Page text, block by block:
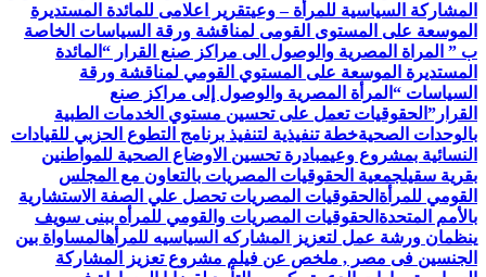
المشاركة السياسية للمرأة – وعيتقرير اعلامى للمائدة المستديرة
الموسعة على المستوى القومى لمناقشة ورقة السياسات الخاصة
ب ” المراة المصرية والوصول الى مراكز صنع القرار “ المائدة
المستديرة الموسعة على المستوي القومي لمناقشة ورقة
السياسات “المرأة المصرية والوصول إلى مراكز صنع
القرار” الحقوقيات تعمل على تحسين مستوي الخدمات الطبية
بالوحدات الصحيةخطة تنفيذية لتنفيذ برنامج التطوع الحزبي للقيادات
النسائية بمشروع وعيمبادرة تحسين الاوضاع الصحية للمواطنين
بقرية سقيلجمعية الحقوقيات المصريات بالتعاون مع المجلس
القومي للمرأة الحقوقيات المصريات تحصل علي الصفة الاستشارية
بالأمم المتحدة الحقوقيات المصريات والقومي للمرأه ببنى سويف
ينظمان ورشة عمل لتعزيز المشاركه السياسيه للمرأهالمساواة بين
الجنسين فى مصر , ملخص عن فيلم مشروع تعزيز المشاركة